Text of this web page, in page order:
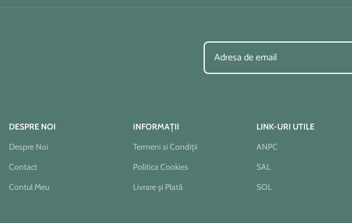
DESPRE NOI
Despre Noi
Contact
Contul Meu
INFORMAȚII
Termeni si Condiții
Politica Cookies
Livrare și Plată
LINK-URI UTILE
ANPC
SAL
SOL